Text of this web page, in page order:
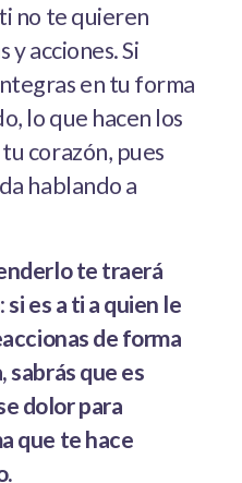
no te quieren
y acciones. Si
en tu forma
lo que hacen los
corazón, pues
hablando a
te traerá
si es a ti a quien le
de forma
sabrás que es
dolor para
que te hace